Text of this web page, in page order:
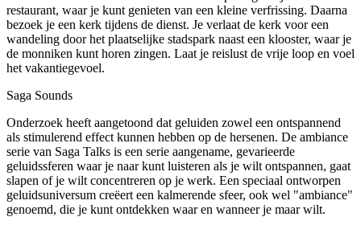
restaurant, waar je kunt genieten van een kleine verfrissing. Daarna
bezoek je een kerk tijdens de dienst. Je verlaat de kerk voor een
wandeling door het plaatselijke stadspark naast een klooster, waar je
de monniken kunt horen zingen. Laat je reislust de vrije loop en voel
het vakantiegevoel.
Saga Sounds
Onderzoek heeft aangetoond dat geluiden zowel een ontspannend
als stimulerend effect kunnen hebben op de hersenen. De ambiance
serie van Saga Talks is een serie aangename, gevarieerde
geluidssferen waar je naar kunt luisteren als je wilt ontspannen, gaat
slapen of je wilt concentreren op je werk. Een speciaal ontworpen
geluidsuniversum creëert een kalmerende sfeer, ook wel "ambiance"
genoemd, die je kunt ontdekken waar en wanneer je maar wilt.